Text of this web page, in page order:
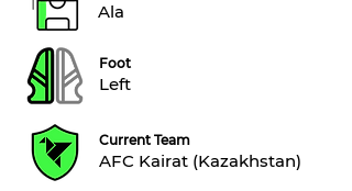
Ala
Foot
Left
Current Team
AFC Kairat (Kazakhstan)